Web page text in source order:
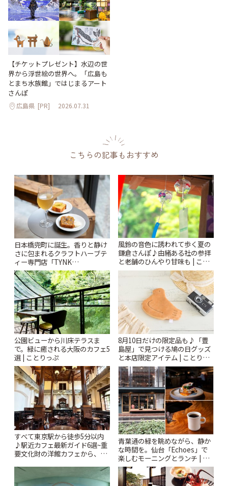
【チケットプレゼント】水辺の世
界から浮世絵の世界へ。「広島も
とまち水族館」ではじまるアート
さんぽ
広島県 [PR] 2026.07.31
こちらの記事もおすすめ
日本橋兜町に誕生。香りと静け
さに包まれるクラフトハーブテ
ィー専門店「TYNK
Kabutocho」 | ことりっぷ
風鈴の音色に誘われて歩く夏の
鎌倉さんぽ♪由緒ある社の参拝
と老舗のひんやり甘味も | こと
りっぷ
公園ビューから川床テラスま
で。緑に癒される大阪のカフェ5
選 | ことりっぷ
8月10日だけの限定品も♪「豊
島屋」で見つける鳩の日グッズ
と本店限定アイテム | ことりっ
ぷ
すべて東京駅から徒歩5分以内
♪駅近カフェ最新ガイド6選~重
要文化財の洋館カフェから、改
りっぷ
青葉通の緑を眺めながら、静か
な時間を。仙台「Echoes」で
楽しむモーニングとランチ | こ
とりっぷ